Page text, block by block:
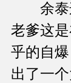
余泰这
老爹这
乎的自
出了一